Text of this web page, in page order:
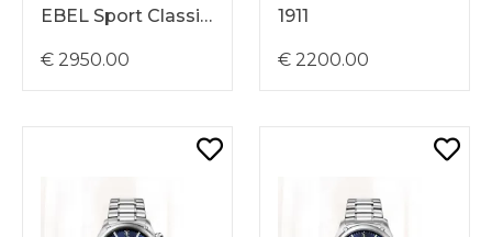
EBEL Sport Classic 1216652 – Automatisch horloge 37 mm
€ 2950.00
1911
€ 2200.00